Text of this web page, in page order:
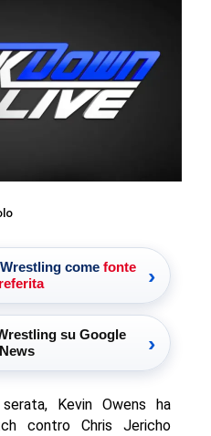
come fonte
›
su Google
News
›
Kevin Owens ha
contro Chris Jericho